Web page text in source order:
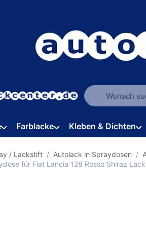
Geben Sie
Farblacke Kleben & Dichten
/ Lackstift Autolack in Spraydosen
für Fiat Lancia 128 Rosso Shiraz